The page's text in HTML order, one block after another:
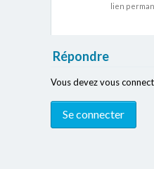
lien
Répondre
Vous devez vous